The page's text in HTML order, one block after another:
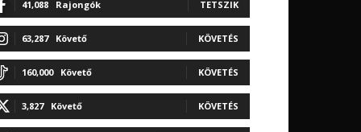
41,088 Rajongók TETSZIK
63,287 Követő KÖVETÉS
160,000 Követő KÖVETÉS
3,827 Követő KÖVETÉS